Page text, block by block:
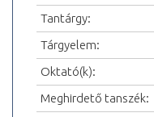
Tantárgy:
Tárgyelem:
Oktató(k):
Meghirdető tanszék: